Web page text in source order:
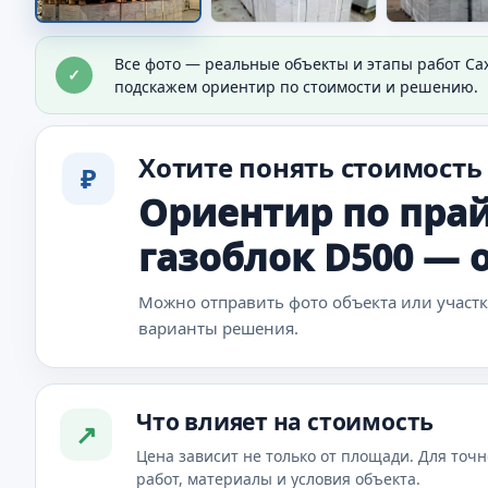
Материалы для объекта
Видно материал, который используют в работе.
✓
Все фото — реальные объекты и этапы работ
подскажем ориентир по стоимости и решению.
₽ Хотите понять
Ориентир по
газоблок D500 —
Можно отправить фото объекта или
варианты решения.
↗ Что влияет на стоимость
Цена зависит не только от площади. Для
работ, материалы и условия объекта.